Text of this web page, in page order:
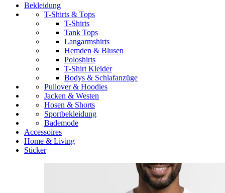
Bekleidung
T-Shirts & Tops
T-Shirts
Tank Tops
Langarmshirts
Hemden & Blusen
Poloshirts
T-Shirt Kleider
Bodys & Schlafanzüge
Pullover & Hoodies
Jacken & Westen
Hosen & Shorts
Sportbekleidung
Bademode
Accessoires
Home & Living
Sticker